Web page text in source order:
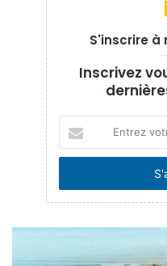
directs et indirect.
L’«Annuaire du Bien Etre
l’activité et relancer son
améliorer la destination
Etre est la Tunisie de
S'inscrire à
Inscrivez
votre
adresse